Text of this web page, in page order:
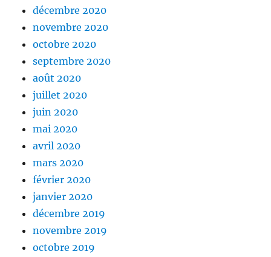
décembre 2020
novembre 2020
octobre 2020
septembre 2020
août 2020
juillet 2020
juin 2020
mai 2020
avril 2020
mars 2020
février 2020
janvier 2020
décembre 2019
novembre 2019
octobre 2019